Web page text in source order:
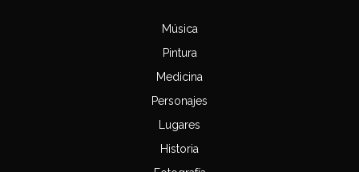
Música
Pintura
Medicina
Personajes
Lugares
Historia